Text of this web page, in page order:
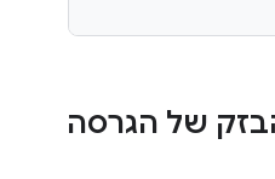
של הגרסה